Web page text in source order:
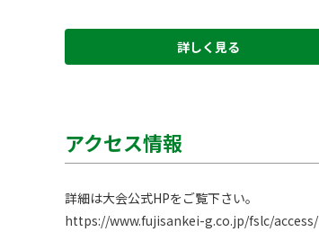
詳しく見る
アクセス情報
https://www.fujisankei-g.co.jp/fslc/access/